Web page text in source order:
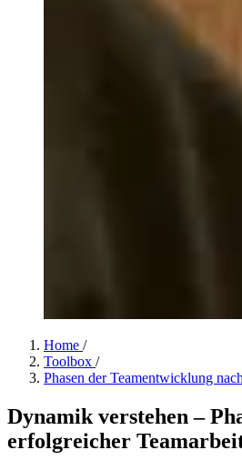
Home /
Toolbox /
Phasen der Teamentwicklung
Dynamik verstehen –
erfolgreicher